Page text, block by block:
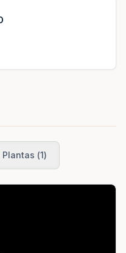
Plantas (1)